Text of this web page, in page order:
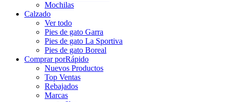
Mochilas
Calzado
Ver todo
Pies de gato Garra
Pies de gato La Sportiva
Pies de gato Boreal
Comprar porRápido
Nuevos Productos
Top Ventas
Rebajados
Marcas